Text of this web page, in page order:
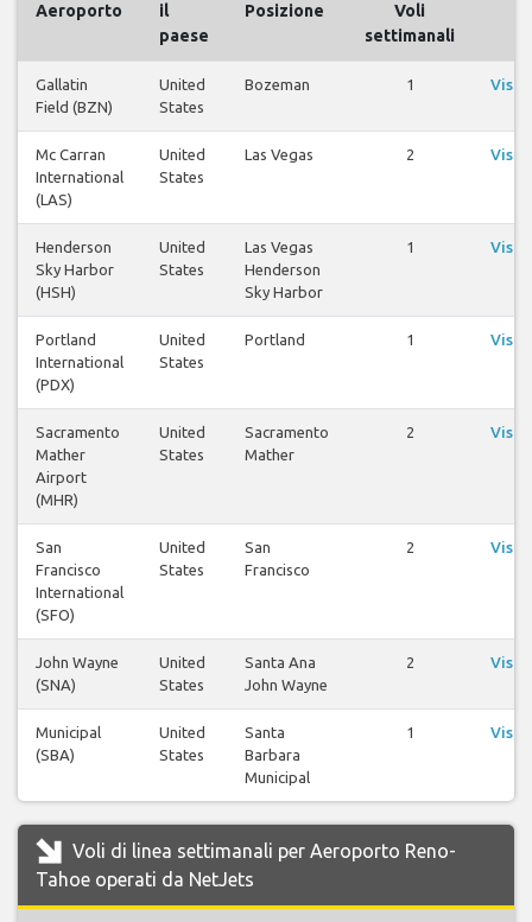
Aeroporto
il
paese
Posizione
Voli
settimanali
Gallatin
Field (BZN)
United
States
Bozeman 1
Mc Carran
International
(LAS)
United
States
Las Vegas 2
Henderson
Sky Harbor
(HSH)
United
States
Las Vegas
Henderson
Sky Harbor
1
Portland
International
(PDX)
United
States
Portland 1
Sacramento
Mather
Airport
(MHR)
United
States
Sacramento
Mather
2
San
Francisco
International
(SFO)
United
States
San
Francisco
2
John Wayne
(SNA)
United
States
Santa Ana
John Wayne
2
Municipal
(SBA)
United
States
Santa
Barbara
Municipal
1
Voli di linea settimanali per Aeroporto Reno-
Tahoe operati da NetJets